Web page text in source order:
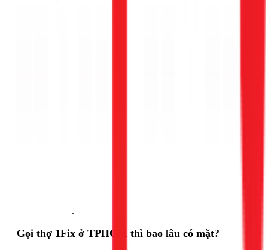
.
Gọi thợ 1Fix ở TPHCM thì bao lâu có mặt?